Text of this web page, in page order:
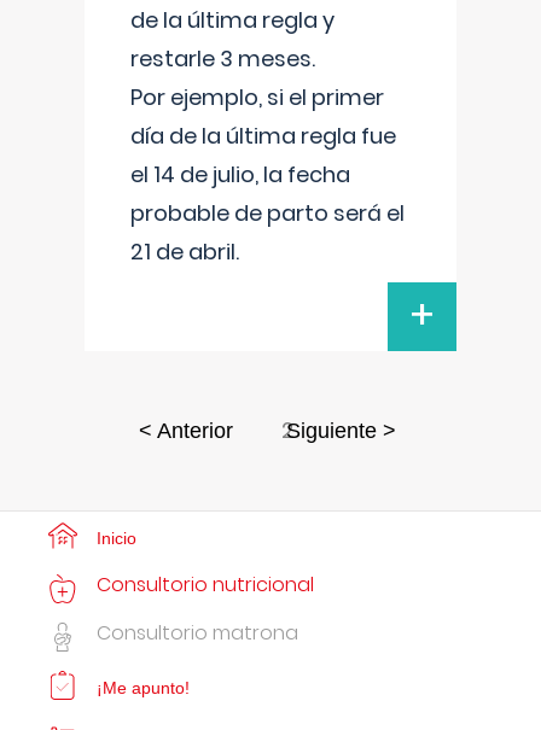
de la última regla y
restarle 3 meses.
Por ejemplo, si el primer
día de la última regla fue
el 14 de julio, la fecha
probable de parto será el
21 de abril.
+
< Anterior 2Siguiente >
Inicio
Consultorio nutricional
Consultorio matrona
¡Me apunto!